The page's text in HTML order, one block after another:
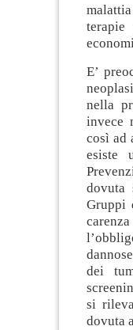
terapie
E’
nella
invece
così ad
esiste
dovuta
Gruppi
dei
si
dovuta